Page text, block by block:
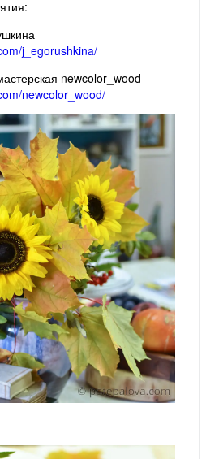
j_egorushkina/
newcolor_wood
newcolor_wood/